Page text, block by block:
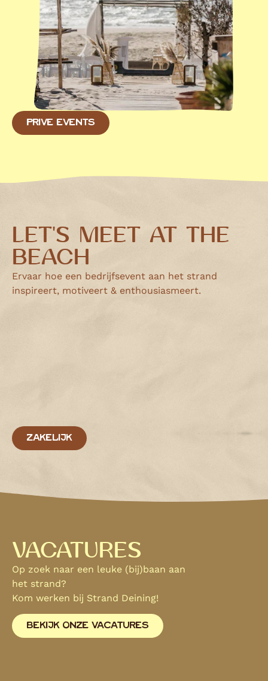
PRIVÉ EVENTS
LET'S MEET AT THE
BEACH
Ervaar hoe een bedrijfsevent aan het strand
inspireert, motiveert & enthousiasmeert.
ZAKELIJK
VACATURES
Op zoek naar een leuke (bij)baan aan
het strand?
Kom werken bij Strand Deining!
BEKIJK ONZE VACATURES